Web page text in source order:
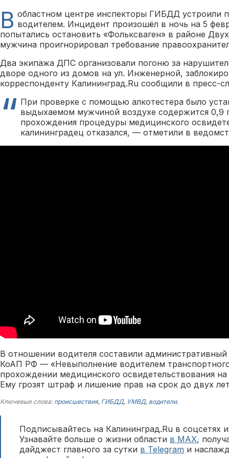
В областном центре инспекторы ГИБДД устроили
водителем. Инцидент произошёл в ночь на 5
попытались остановить «Фольксваген» в районе
мужчина проигнорировал требование
Два экипажа ДПС организовали погоню за
дворе одного из домов на ул. Инженерной,
корреспонденту Калининград.Ru сообщили в пресс-
При проверке с помощью алкотестера было
выдыхаемом мужчиной воздухе содержится 0,9
прохождения процедуры медицинского
калининградец отказался, — отметили в
В отношении водителя составили административный
КоАП РФ — «Невыполнение водителем
прохождении медицинского освидетельствования на
Ему грозят штраф и лишение прав на срок до двух
Ключевые слова: происшествия, ГИБДД, УМВД, водители.
Подписывайтесь на Калининград.Ru в соцсетях
Узнавайте больше о жизни области в MAX,
дайджест главного за сутки в Telegram и